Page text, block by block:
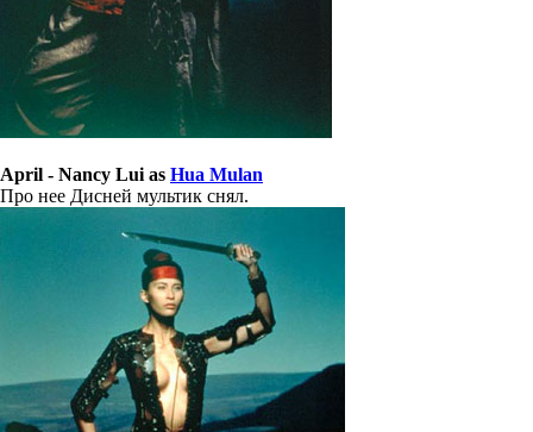
April - Nancy Lui as Hua Mulan
Про нее Дисней мультик снял.